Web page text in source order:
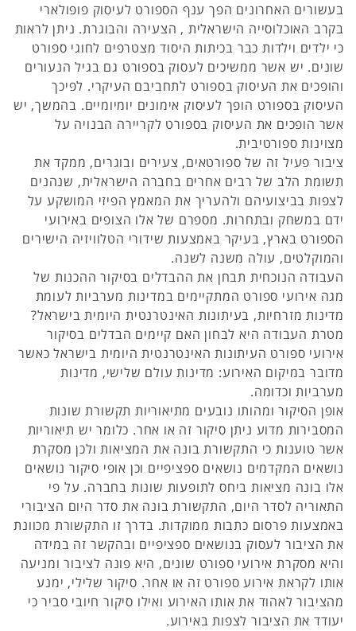
בעשורים האחרונים הפך ענף הספורט לעיסוק פופולארי
בקרב האוכלוסייה הישראלית , הצעירה והבוגרת. ניתן לראות
כי ילדים וילדות כבר בכיתות היסוד מצטרפים לחוגי ספורט
שונים. יש אשר ממשיכים לעסוק בספורט גם בגיל הנעורים
והופכים את העיסוק בספורט לתחביבם העיקרי. לפיכך
העיסוק בספורט הופך לעיסוק אימונים יומיומיים. בהמשך, יש
אשר הופכים את העיסוק בספורט לקריירה הבנויה על
מצוינות ספורטיבית.
ציבור פעיל זה של ספורטאים, צעירים ובוגרים, ממקד את
תשומת הלב של רבים אחרים בחברה הישראלית, שנהנים
לצפות בביצועיהם ולהעריך את המאמץ הפיזי המושקע על
ידם במשחק ובתחרות. מספרם של אלו הצופים באירועי
הספורט בארץ, בעיקר באמצעות שידורי הטלוויזיה הישירים
והמוקלטים, עולה משנה לשנה.
העבודה הנוכחית תבחן את ההבדלים בסיקור ההכנות של
מגה אירועי ספורט המתקיימים במדינות מערביות לעומת
מדינות מזרחיות, בעיתונות האינטרנטית היומית בישראל?
מטרת העבודה היא לבחון האם קיימים הבדלים בסיקור
אירועי ספורט העיתונות האינטרנטית היומית בישראל כאשר
מדובר במיקום האירוע: מדינות עולם שלישי, מדינות
מערביות וכדומה.
אופן הסיקור ומהותו נובעים מתיאוריות תקשורת שונות
המסבירות מדוע ניתן סיקור זה או אחר. כלומר יש תיאוריות
אשר טוענות כי התקשורת בונה את המציאות ולכן מסקרת
נושאים המקדמים נושאים ספציפיים וכן אופי סיקור נושאים
אלו בונה מציאות ביחס לתופעות שונות בחברה. על פי
התאוריה לסדר היום, התקשורת בונה את סדר היום הציבורי
באמצעות פרסום כתבות ממוקדות. בדרך זו התקשורת מכוונת
את הציבור לעסוק בנושאים ספציפיים ובהקשר זה במידה
והיא מסקרת אירועי ספורט שונים, היא פונה לציבור ומניעה
אותו לקראת אירוע ספורט זה או אחר. סיקור שלילי, ימנע
מהציבור לאהוד את אותו האירוע ואילו סיקור חיובי סביר כי
יעודד את הציבור לצפות באירוע.